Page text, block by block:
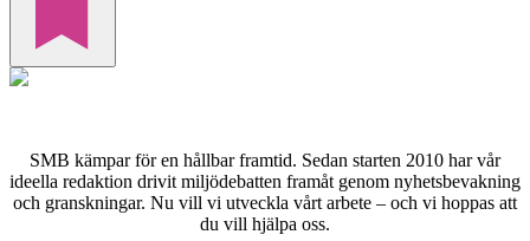
SMB kämpar för en hållbar framtid. Sedan starten 2010 har vår
ideella redaktion drivit miljödebatten framåt genom nyhetsbevakning
och granskningar. Nu vill vi utveckla vårt arbete – och vi hoppas att
du vill hjälpa oss.